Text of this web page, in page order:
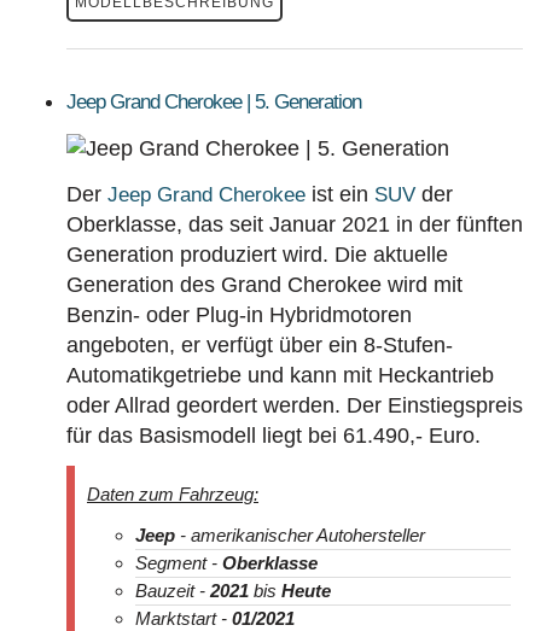
Jeep Grand Cherokee | 5. Generation
Der Jeep Grand Cherokee ist ein SUV der
Oberklasse, das seit Januar 2021 in der fünften
Generation produziert wird. Die aktuelle
Generation des Grand Cherokee wird mit
Benzin- oder Plug-in Hybridmotoren
angeboten, er verfügt über ein 8-Stufen-
Automatikgetriebe und kann mit Heckantrieb
oder Allrad geordert werden. Der Einstiegspreis
für das Basismodell liegt bei 61.490,- Euro.
Daten zum Fahrzeug:
Jeep - amerikanischer Autohersteller
Segment - Oberklasse
Bauzeit -2021 bis Heute
Marktstart - 01/2021